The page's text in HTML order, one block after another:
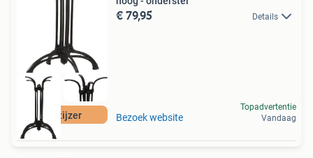
Gietijzer
€ 79,95 Details
Bezoek website
Topadvertentie
Vandaag